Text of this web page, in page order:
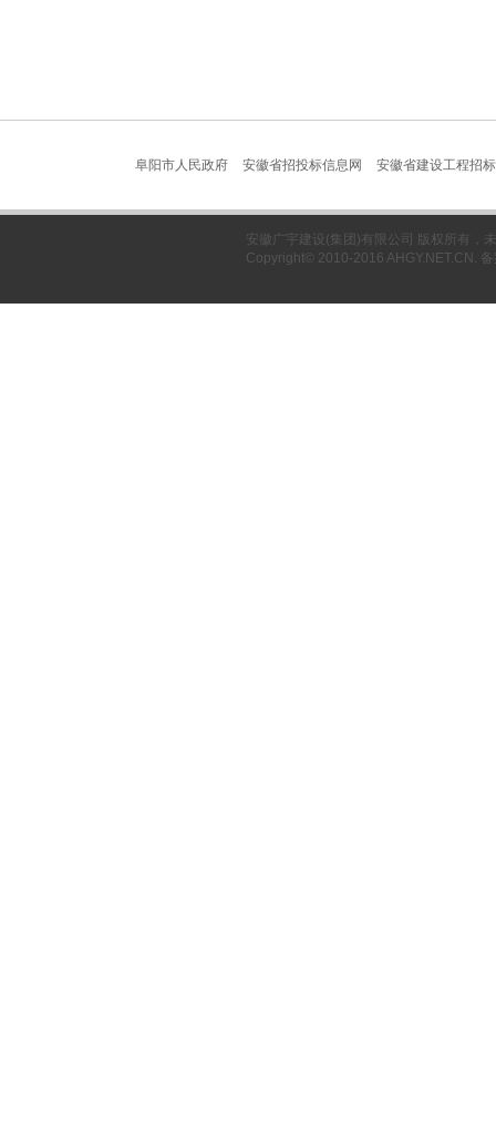
阜阳市人民政府 安徽省招投标信息网 安徽省建设工程招
安徽广宇建设(集团)有限公司 版权所有，
Copyright© 2010-2016 AHGY.NET.CN.